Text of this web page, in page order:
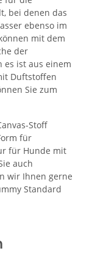
bei denen das
ebenso im
mit dem
der
es ist aus einem
Duftstoffen
Sie zum
Stoff
für
für Hunde mit
auch
wir Ihnen gerne
Standard